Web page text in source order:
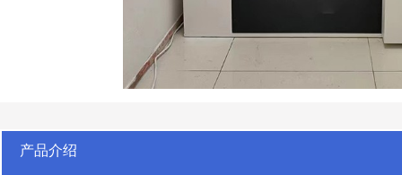
产品介绍